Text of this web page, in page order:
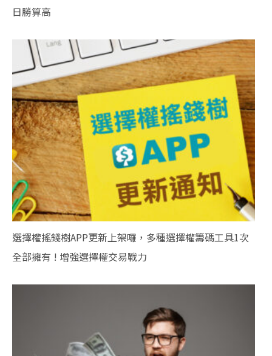
日勝算高
選擇權搖錢樹APP更新上架囉，多種選擇權籌碼工具1次
全部擁有 ! 增強選擇權交易戰力